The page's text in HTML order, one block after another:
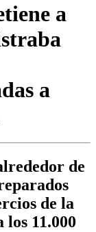
a
a
de
de la
11.000